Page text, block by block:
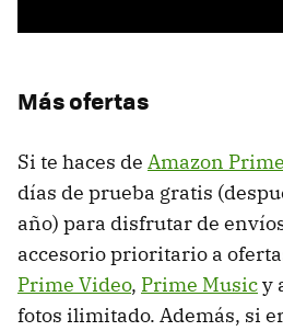
Más ofertas
Si te haces de Amazon Prime
días de prueba gratis
año) para disfrutar de
accesorio prioritario a
Prime Video, Prime Musicy
fotos ilimitado. Además, si